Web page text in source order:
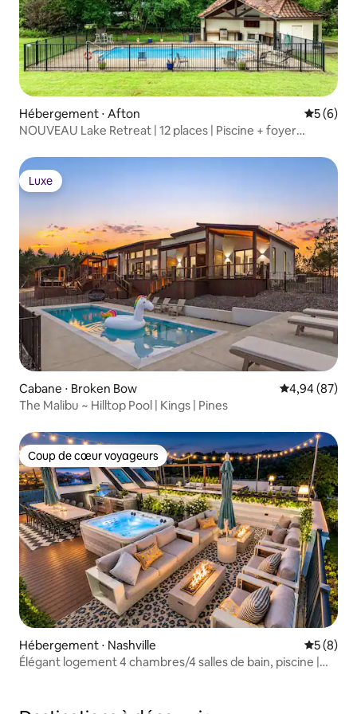
Hébergement ⋅ Afton
5 (6)
NOUVEAU Lake Retreat | 12 places | Piscine + foyer
Luxe
Luxe
Cabane ⋅ Broken Bow Évaluation
4,94 (87)
The Malibu ~ Hilltop Pool | Kings | Pines
Coup de cœur voyageurs
Coup de cœur voyageurs
Hébergement ⋅ Nashville
5 (8)
Élégant logement 4 chambres/4 salles de bain, piscine |